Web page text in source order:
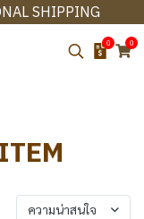
SHIPPING
0 0
ความน่าสนใจ